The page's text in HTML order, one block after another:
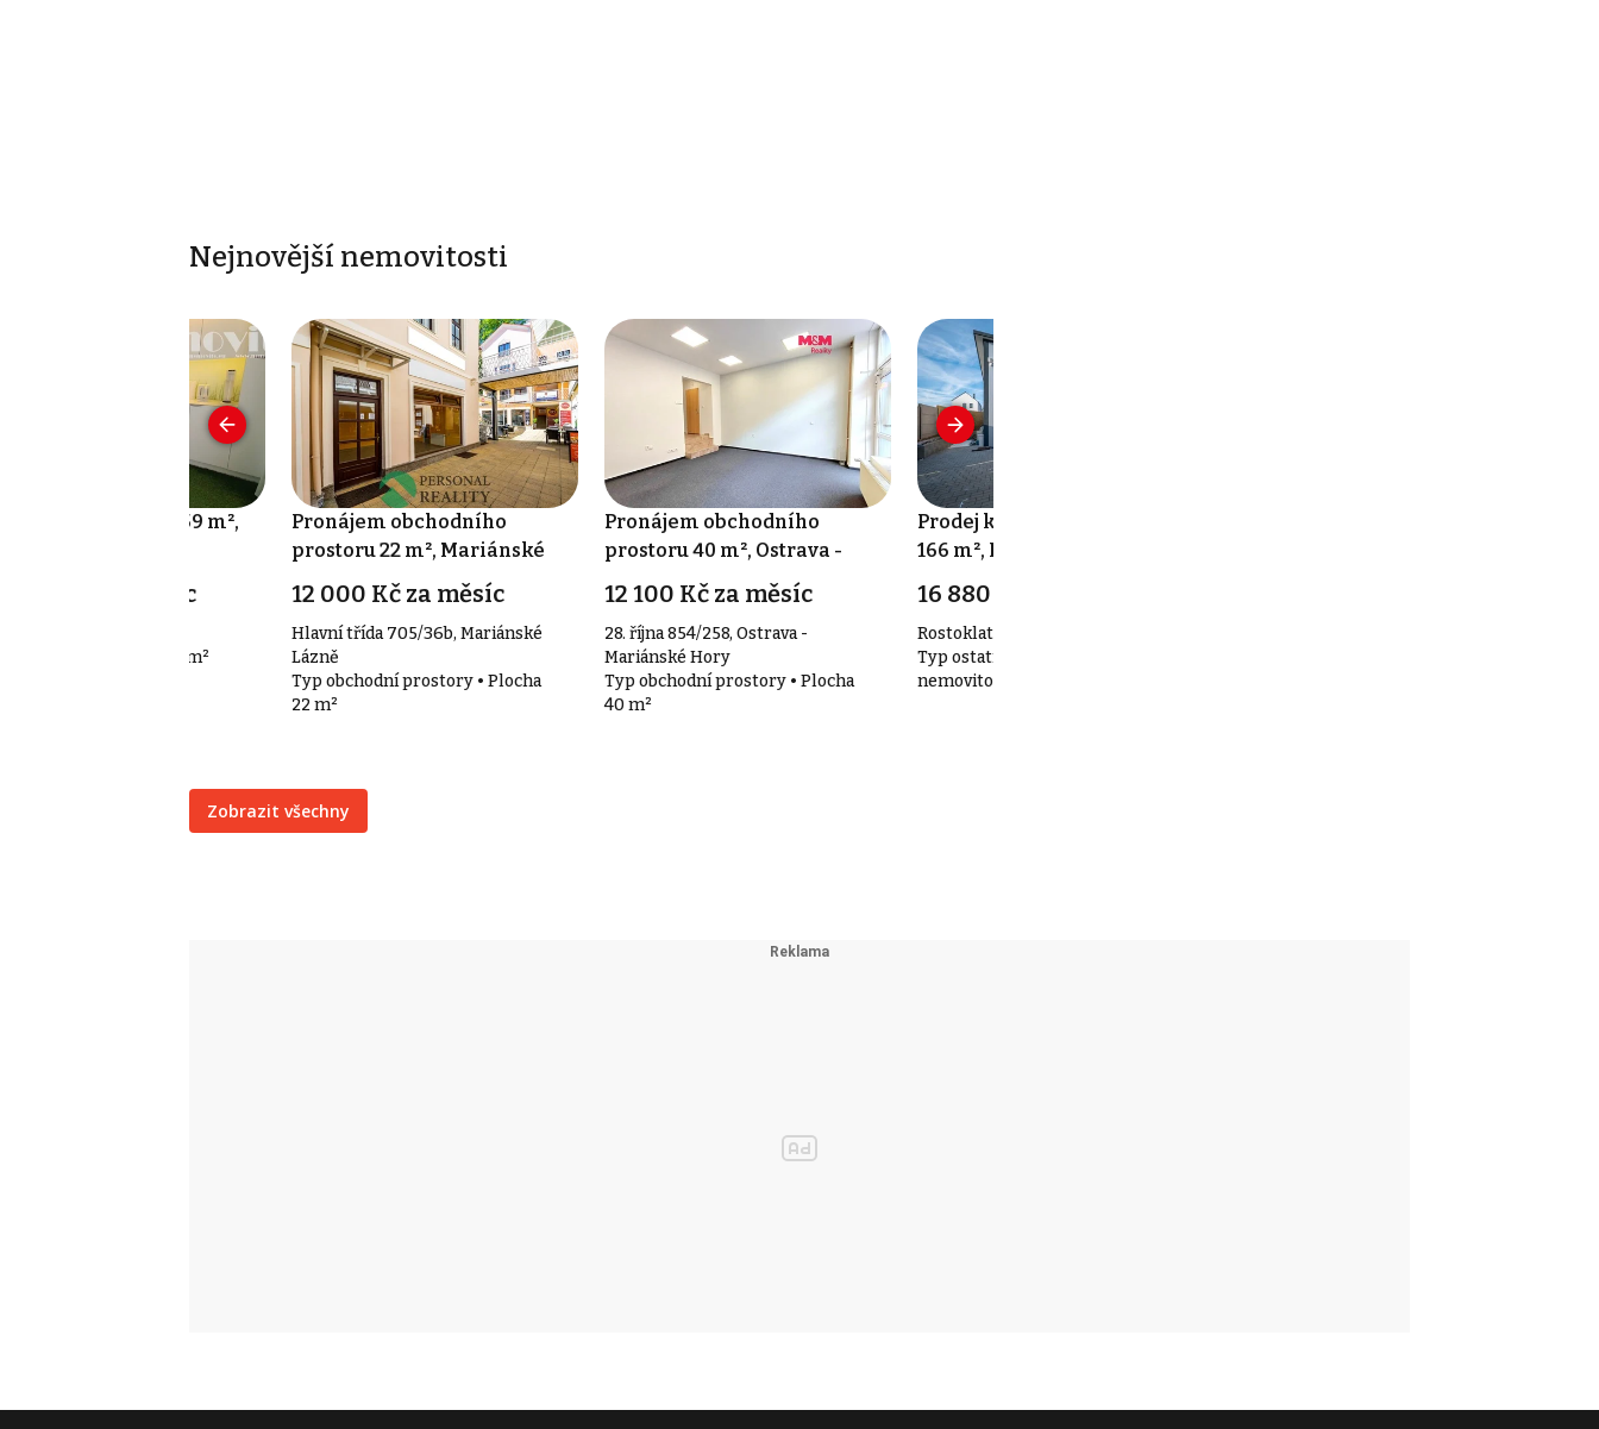
Nejnovější nemovitosti
kanceláře 59 m²,
000 Kč za měsíc
kanceláře • Plocha 59 m²
Pronájem obchodního
prostoru 22 m², Mariánské
12 000 Kč za měsíc
Hlavní třída 705/36b, Mariánské
Lázně
Typ obchodní prostory • Plocha
22 m²
Pronájem obchodního
prostoru 40 m², Ostrava -
Mariánské Hory a Hulváky
12 100 Kč za měsíc
28. října 854/258, Ostrava -
Mariánské Hory
Typ obchodní prostory • Plocha
40 m²
Prodej komerční nemovitosti
166 m², Rostoklaty
16 880 000 Kč
Rostoklaty 65
Typ ostatní komerční
nemovitosti • Plocha 166 m²
Zobrazit všechny